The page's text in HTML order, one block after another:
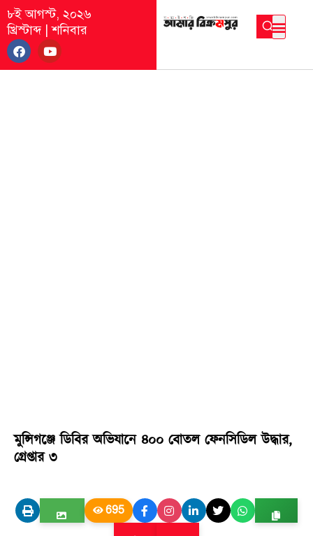
৮ই আগস্ট, ২০২৬
খ্রিস্টাব্দ|শনিবার
মুন্সিগঞ্জে ডিবির অভিযানে ৪০০ বোতল ফেনসিডিল উদ্ধার,
গ্রেপ্তার ৩
695